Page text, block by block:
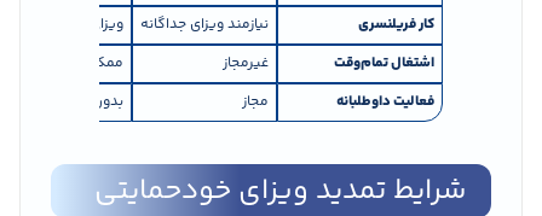
کار فریلنسری
نیازمند ویزای جداگانه
ویزای خودحمایتی
اشتغال تمام‌وقت
غیرمجاز
ممکن است منجر به
فعالیت داوطلبانه
مجاز بدون محدودیت
شرایط تمدید ویزای خودحمایتی